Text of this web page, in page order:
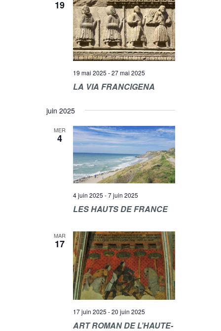
19
19 mai 2025 -27 mai 2025
LA VIA FRANCIGENA
juin 2025
MER
4
4 juin 2025 -7 juin 2025
LES HAUTS DE FRANCE
MAR
17
17 juin 2025 -20 juin 2025
ART ROMAN DE L’HAUTE-